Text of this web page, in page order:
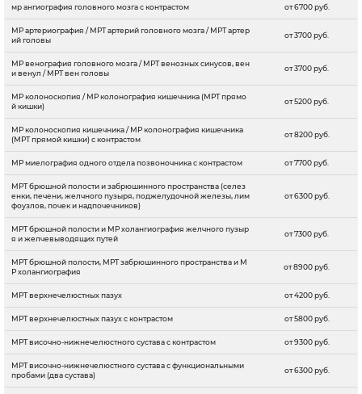
мр ангиография головного мозга с контрастом от 6700 руб.
МР артериография / МРТ артерий головного мозга / МРТ артер
ий головы
от 3700 руб.
МР венография головного мозга / МРТ венозных синусов, вен
и венул / МРТ вен головы
от 3700 руб.
МР колоноскопия / МР колонография кишечника (МРТ прямо
й кишки)
от 5200 руб.
МР колоноскопия кишечника / МР колонография кишечника
(МРТ прямой кишки) с контрастом
от 8200 руб.
МР миелография одного отдела позвоночника с контрастом от 7700 руб.
МРТ брюшной полости и забрюшинного пространства (селез
енки, печени, желчного пузыря, поджелудочной железы, лим
фоузлов, почек и надпочечников)
от 6300 руб.
МРТ брюшной полости и МР холангиография желчного пузыр
я и желчевыводящих путей
от 7300 руб.
МРТ брюшной полости, МРТ забрюшинного пространства и М
Р холангиография
от 8900 руб.
МРТ верхнечелюстных пазух от 4200 руб.
МРТ верхнечелюстных пазух с контрастом от 5800 руб.
МРТ височно-нижнечелюстного сустава с контрастом от 9300 руб.
МРТ височно-нижнечелюстного сустава с функциональными
пробами (два сустава)
от 6300 руб.